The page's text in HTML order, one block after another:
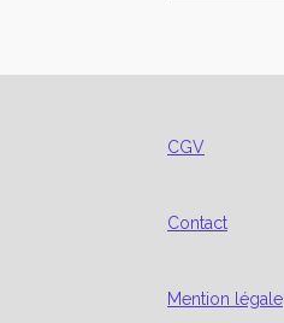
CGV
Contact
Mention légale